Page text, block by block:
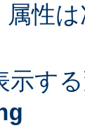
属性
示す